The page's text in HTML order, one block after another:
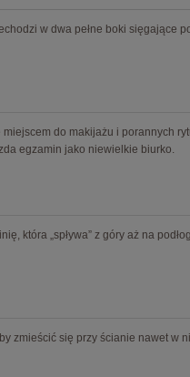
w dwa pełne boki sięgające
do makijażu i porannych
egzamin jako niewielkie biurko.
która „spływa” z góry aż na
zmieścić się przy ścianie nawet